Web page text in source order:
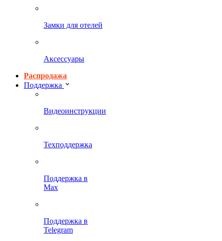
Замки для отелей
Аксессуары
Распродажа
Поддержка
Видеоинструкции
Техподдержка
Поддержка в
Max
Поддержка в
Telegram